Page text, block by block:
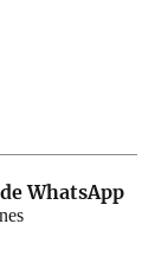
WhatsApp